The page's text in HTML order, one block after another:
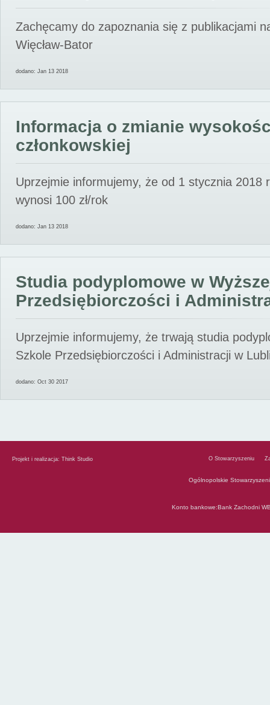
Zachęcamy do zapoznania się z publikacjami
Więcław-Bator
dodano: Jan 13 2018
Informacja o zmianie
członkowskiej
Uprzejmie informujemy, że od 1 stycznia 2018
wynosi 100 zł/rok
dodano: Jan 13 2018
Studia podyplomowe w
Przedsiębiorczości i
Uprzejmie informujemy, że trwają studia
Szkole Przedsiębiorczości i Administracji w
dodano: Oct 30 2017
Projekt i realizacja: Think Studio O Stowarzyszeniu
Ogólnopolskie
Konto bankowe:Bank Zachodni